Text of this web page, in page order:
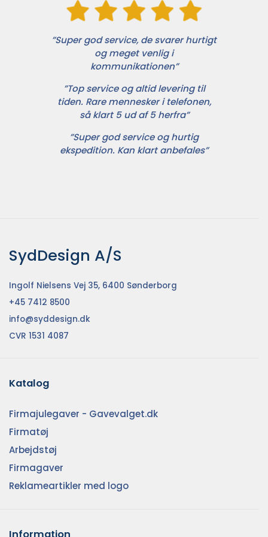
”Super god service, de svarer hurtigt
og meget venlig i
kommunikationen”
”Top service og altid levering til
tiden. Rare mennesker i telefonen,
så klart 5 ud af 5 herfra”
”Super god service og hurtig
ekspedition. Kan klart anbefales”
SydDesign A/S
Ingolf Nielsens Vej 35, 6400 Sønderborg
+45 7412 8500
info@syddesign.dk
CVR 1531 4087
Katalog
Firmajulegaver - Gavevalget.dk
Firmatøj
Arbejdstøj
Firmagaver
Reklameartikler med logo
Information